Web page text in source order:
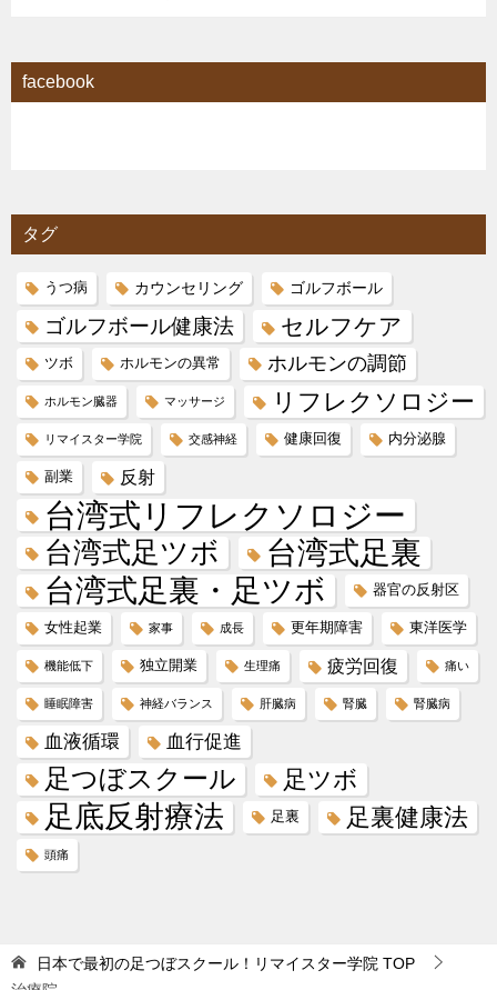
facebook
タグ
うつ病 カウンセリング ゴルフボール
ゴルフボール健康法 セルフケア
ツボ ホルモンの異常 ホルモンの調節
ホルモン臓器 マッサージ リフレクソロジー
リマイスター学院 交感神経 健康回復 内分泌腺
副業 反射
台湾式リフレクソロジー
台湾式足ツボ
台湾式足裏
台湾式足裏・足ツボ
器官の反射区
女性起業 家事 成長 更年期障害 東洋医学
機能低下 独立開業 生理痛 疲労回復 痛い
睡眠障害 神経バランス 肝臓病 腎臓 腎臓病
血液循環 血行促進
足つぼスクール 足ツボ
足底反射療法 足裏 足裏健康法
頭痛
日本で最初の足つぼスクール！リマイスター学院 TOP